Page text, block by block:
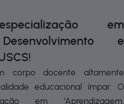
em
e
corpo docente altamente
educacional ímpar. O
em ‘Aprendizagem,